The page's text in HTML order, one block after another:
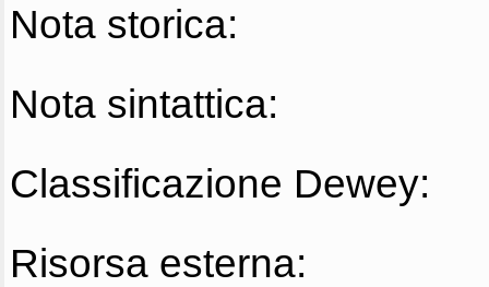
Nota storica:
Nota sintattica:
Classificazione Dewey:
Risorsa esterna: